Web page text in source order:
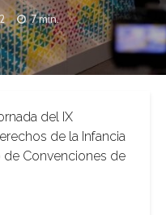
7 min.
del IX
de la Infancia
Convenciones de